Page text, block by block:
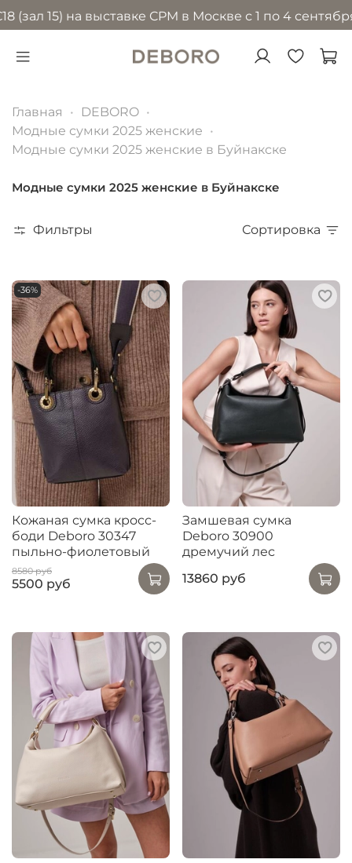
на выставке CPM в Москве с 1 по 4 сентября
Главная
DEBORO
Модные сумки 2025 женские
Модные сумки 2025 женские в Буйнакске
Модные сумки 2025 женские в Буйнакске
Фильтры Сортировка
-36%
Кожаная сумка кросс-
боди Deboro 30347
пыльно-фиолетовый
8580 руб
5500 руб
Замшевая сумка
Deboro 30900
дремучий лес
13860 руб